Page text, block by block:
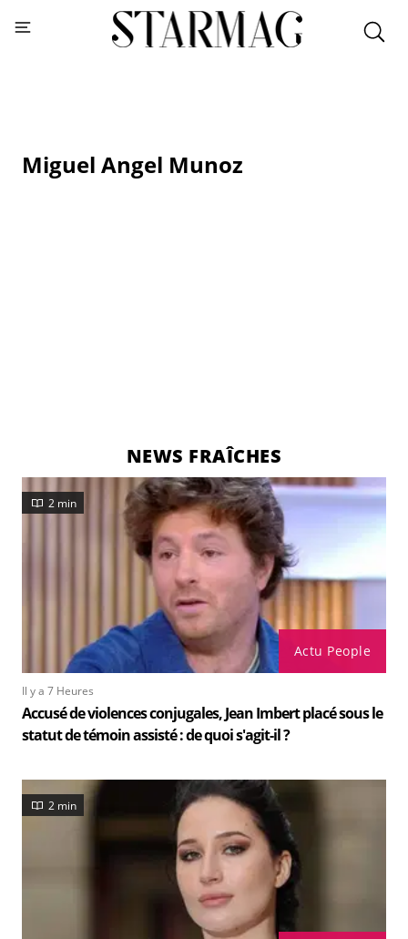
Miguel Angel Munoz
NEWS FRAÎCHES
Actu People
2 min
Il y a 7 Heures
Accusé de violences conjugales, Jean Imbert placé sous le
statut de témoin assisté : de quoi s'agit-il ?
2 min